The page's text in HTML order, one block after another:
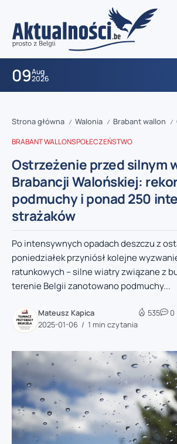
09Aug
2026
Strona główna / Walonia / Brabant wallon /
BRABANT WALLONSPOŁECZEŃSTWO
Ostrzeżenie przed silnym
Brabancji Walońskiej:
podmuchy i ponad 250
strażaków
Po intensywnych opadach deszczu z
poniedziałek przyniósł kolejne
ratunkowych – silne wiatry związane z
terenie Belgii zanotowano podmuchy...
Mateusz Kapica
2025-01-06
1 min czytania
535 0